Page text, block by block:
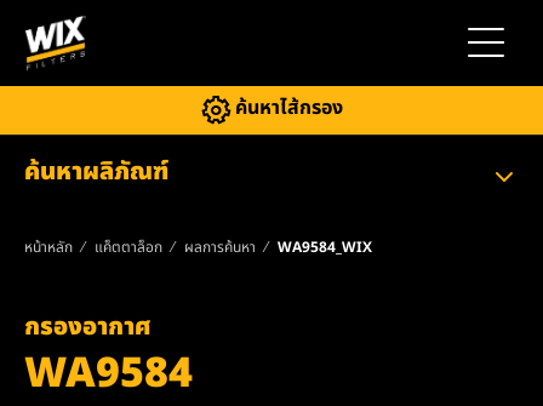
สลับการ
ค้นหาไส้กรอง
ค้นหาผลิภัณฑ์
หน้าหลัก แค็ตตาล็อก ผลการค้นหา WA9584_WIX
กรองอากาศ
WA9584